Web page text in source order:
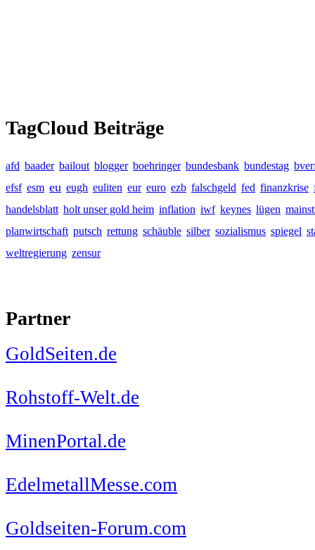
TagCloud Beiträge
afd baader bailout blogger boehringer bundesbank bundestag
efsf esm eu eugh euliten eur euro ezb falschgeld fed finanzkrise
handelsblatt holt unser gold heim inflation iwf keynes lügen
planwirtschaft putsch rettung schäuble silber sozialismus spiegel
weltregierung zensur
Partner
GoldSeiten.de
Rohstoff-Welt.de
MinenPortal.de
EdelmetallMesse.com
Goldseiten-Forum.com